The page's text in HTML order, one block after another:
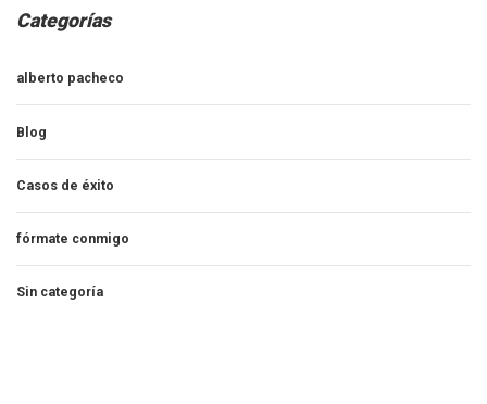
Categorías
alberto pacheco
Blog
Casos de éxito
fórmate conmigo
Sin categoría